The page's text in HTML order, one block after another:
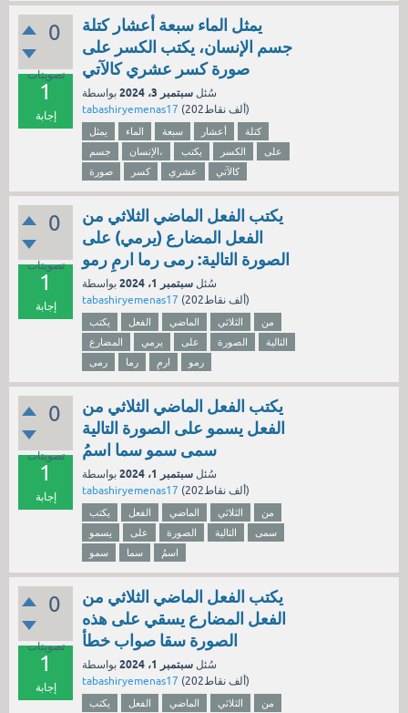
0
تصويتات
1
إجابة
يمثل الماء سبعة أعشار كتلة
جسم الإنسان، يكتب الكسر على
صورة كسر عشري كالآتي
سُئل سبتمبر 3، 2024
بواسطة
tabashiryemenas17 ( 202ألف نقاط)
يمثل الماء سبعة أعشار
كتلة
جسم
الإنسان، يكتب الكسر
على
صورة
كسر عشري كالآتي
0
تصويتات
1
إجابة
يكتب الفعل الماضي الثلاثي من
الفعل المضارع (يرمي) على
الصورة التالية: رمى رما ارمِ رمو
سُئل سبتمبر 1، 2024
بواسطة
tabashiryemenas17 ( 202ألف نقاط)
يكتب الفعل الماضي الثلاثي
من
المضارع
يرمي على الصورة
التالية
رمى
رما ارمِ رمو
0
تصويتات
1
إجابة
يكتب الفعل الماضي الثلاثي من
الفعل يسمو على الصورة التالية
سمى سمو سما اسمُ
سُئل سبتمبر 1، 2024
بواسطة
tabashiryemenas17 ( 202ألف نقاط)
يكتب الفعل الماضي الثلاثي
من
يسمو
على الصورة التالية
سمى
سمو
سما اسمُ
0
تصويتات
1
إجابة
يكتب الفعل الماضي الثلاثي من
الفعل المضارع يسقي على هذه
الصورة سقا صواب خطأ
سُئل سبتمبر 1، 2024
بواسطة
tabashiryemenas17 ( 202ألف نقاط)
يكتب الفعل الماضي الثلاثي
من